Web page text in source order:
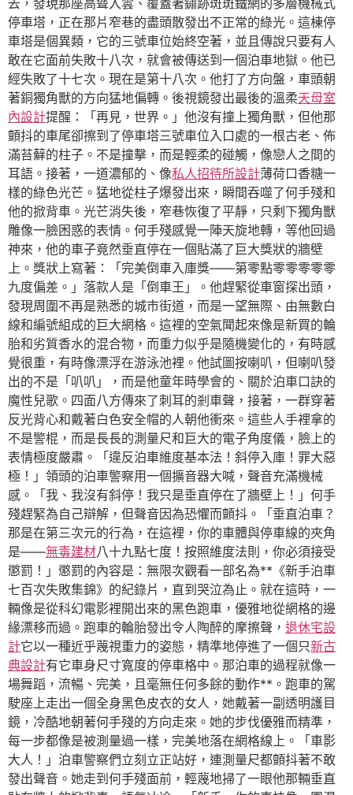
去，發現那座高聳入雲、覆蓋著鏽跡斑斑鐵網的多層機械式
停車塔，正在那片窄巷的盡頭散發出不正常的綠光。這棟停
車塔是個異類，它的三號車位始終空著，並且傳說只要有人
敢在它面前失敗十八次，就會被傳送到一個泊車地獄。他已
經失敗了十七次。現在是第十八次。他打了方向盤，車頭朝
著銅獨角獸的方向猛地偏轉。後視鏡發出最後的溫柔天母室
內設計提醒：「再見，世界。」他沒有撞上獨角獸，但他那
顫抖的車尾卻擦到了停車塔三號車位入口處的一根古老、佈
滿苔蘚的柱子。不是撞擊，而是輕柔的碰觸，像戀人之間的
耳語。接著，一道濃郁的、像私人招待所設計薄荷口香糖一
樣的綠色光芒。猛地從柱子爆發出來，瞬間吞噬了何手殘和
他的掀背車。光芒消失後，窄巷恢復了平靜，只剩下獨角獸
雕像一臉困惑的表情。何手殘感覺一陣天旋地轉，等他回過
神來，他的車子竟然垂直停在一個貼滿了巨大獎狀的牆壁
上。獎狀上寫著：「完美倒車入庫獎——第零點零零零零零
九度偏差。」落款人是「倒車王」。他趕緊從車窗探出頭，
發現周圍不再是熟悉的城市街道，而是一望無際、由無數白
線和編號組成的巨大網格。這裡的空氣聞起來像是新買的輪
胎和劣質香水的混合物，而重力似乎是隨機變化的，有時感
覺很重，有時像漂浮在游泳池裡。他試圖按喇叭，但喇叭發
出的不是「叭叭」，而是他童年時學會的、關於泊車口訣的
魔性兒歌。四面八方傳來了刺耳的剎車聲，接著，一群穿著
反光背心和戴著白色安全帽的人朝他衝來。這些人手裡拿的
不是警棍，而是長長的測量尺和巨大的電子角度儀，臉上的
表情極度嚴肅。「違反泊車維度基本法！斜停入庫！罪大惡
極！」領頭的泊車警察用一個擴音器大喊，聲音充滿機械
感。「我、我沒有斜停！我只是垂直停在了牆壁上！」何手
殘趕緊為自己辯解，但聲音因為恐懼而顫抖。「垂直泊車？
那是在第三次元的行為，在這裡，你的車體與停車線的夾角
是——無毒建材八十九點七度！按照維度法則，你必須接受
懲罰！」懲罰的內容是：無限次觀看一部名為**《新手泊車
七百次失敗集錦》的紀錄片，直到哭泣為止。就在這時，一
輛像是從科幻電影裡開出來的黑色跑車，優雅地從網格的邊
緣漂移而過。跑車的輪胎發出令人陶醉的摩擦聲， 退休宅設
計它以一種近乎蔑視重力的姿態，精準地停進了一個只新古
典設計有它車身尺寸寬度的停車格中。那泊車的過程就像一
場舞蹈，流暢、完美，且毫無任何多餘的動作**。跑車的駕
駛座上走出一個全身黑色皮衣的女人，她戴著一副透明護目
鏡，冷酷地朝著何手殘的方向走來。她的步伐優雅而精準，
每一步都像是被測量過一樣，完美地落在網格線上。「車影
大人！」泊車警察們立刻立正站好，連測量尺都顫抖著不敢
發出聲音。她走到何手殘面前，輕蔑地掃了一眼他那輛垂直